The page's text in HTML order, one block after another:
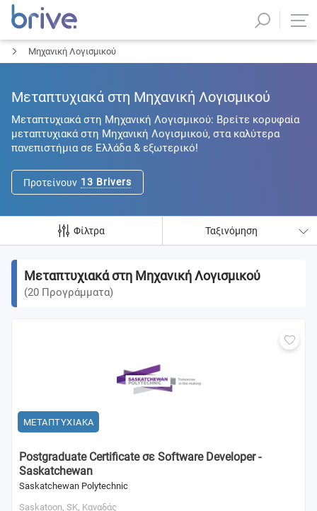
Μηχανική Λογισμικού
Μεταπτυχιακά στη Μηχανική Λογισμικού
Μεταπτυχιακά στη Μηχανική Λογισμικού: Βρείτε κορυφαία
μεταπτυχιακά στη Μηχανική Λογισμικού, στα καλύτερα
πανεπιστήμια σε Ελλάδα & εξωτερικό!
Προτείνουν 13 Brivers
Φίλτρα Ταξινόμηση
Μεταπτυχιακά στη Μηχανική Λογισμικού
(20 Προγράμματα)
ΜΕΤΑΠΤΥΧΙΑΚΑ
Postgraduate Certificate σε Software Developer -
Saskatchewan
Saskatchewan Polytechnic
Saskatoon, SK, Καναδάς